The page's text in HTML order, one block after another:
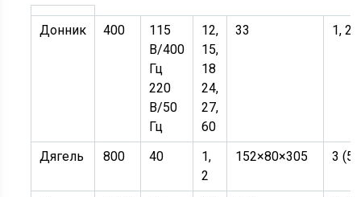
Донник 400
115
В/400
Гц
220
В/50
Гц
12,
15,
18
24,
27,
60
33 1, 2,
Дягель 800 40
1,
2
152×80×305 3 (5)